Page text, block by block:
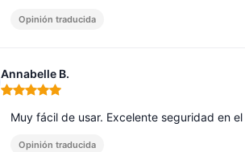
Opinión traducida
Annabelle B.
Nota: 5 de 5
Muy fácil de usar. Excelente seguridad en el
Opinión traducida